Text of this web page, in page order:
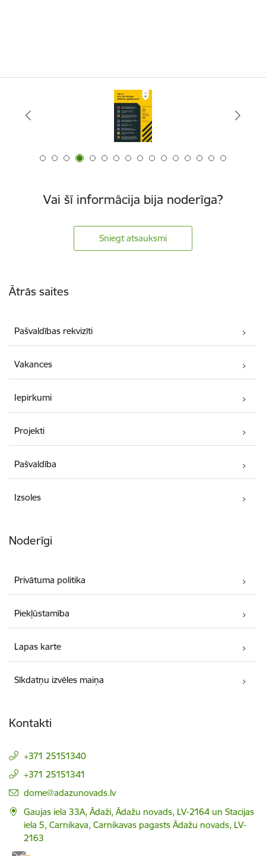
Vai šī informācija bija noderīga?
Sniegt atsauksmi
Ātrās saites
Pašvaldības rekvizīti
Vakances
Iepirkumi
Projekti
Pašvaldība
Izsoles
Noderīgi
Privātuma politika
Piekļūstamība
Lapas karte
Sīkdatņu izvēles maiņa
Kontakti
+371 25151340
+371 25151341
E-pasts:
dome@adazunovads.lv
Gaujas iela 33A, Ādaži, Ādažu novads, LV-2164 un Stacijas
iela 5, Carnikava, Carnikavas pagasts Ādažu novads, LV-
2163